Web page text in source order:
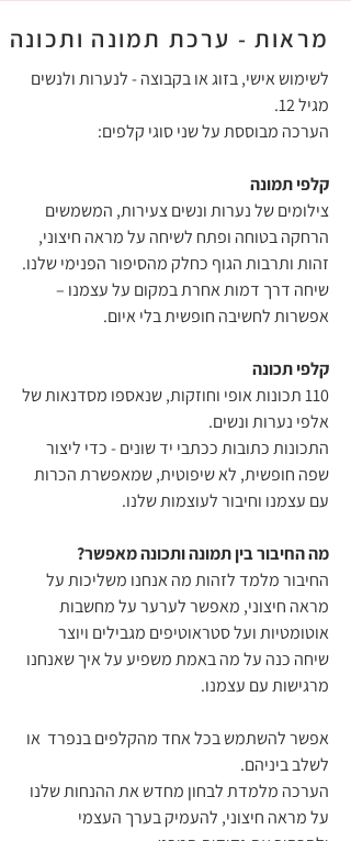
מראות - ערכת תמונה ותכונה
לשימוש אישי, בזוג או בקבוצה - לנערות ולנשים
מגיל 12.
הערכה מבוססת על שני סוגי קלפים:
קלפי תמונה
צילומים של נערות ונשים צעירות, המשמשים
הרחקה בטוחה ופתח לשיחה על מראה חיצוני,
זהות ותרבות הגוף כחלק מהסיפור הפנימי שלנו.
שיחה דרך דמות אחרת במקום על עצמנו –
אפשרות לחשיבה חופשית בלי איום.
קלפי תכונה
110 תכונות אופי וחוזקות, שנאספו מסדנאות של
אלפי נערות ונשים.
התכונות כתובות ככתבי יד שונים - כדי ליצור
שפה חופשית, לא שיפוטית, שמאפשרת הכרות
עם עצמנו וחיבור לעוצמות שלנו.
מה החיבור בין תמונה ותכונה מאפשר?
החיבור מלמד לזהות מה אנחנו משליכות על
מראה חיצוני, מאפשר לערער על מחשבות
אוטומטיות ועל סטראוטיפים מגבילים ויוצר
שיחה כנה על מה באמת משפיע על איך שאנחנו
מרגישות עם עצמנו.
אפשר להשתמש בכל אחד מהקלפים בנפרד או
לשלב ביניהם.
הערכה מלמדת לבחון מחדש את ההנחות שלנו
על מראה חיצוני, להעמיק בערך העצמי